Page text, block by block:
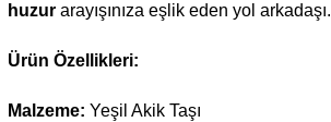
huzurarayışınıza eşlik eden yol arkadaşı.
Ürün Özellikleri:
Malzeme: Yeşil Akik Taşı